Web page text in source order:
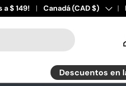
Descuentos en tiendas.
$ 149! País/Región
Canadá (CAD $)
Descuentos en